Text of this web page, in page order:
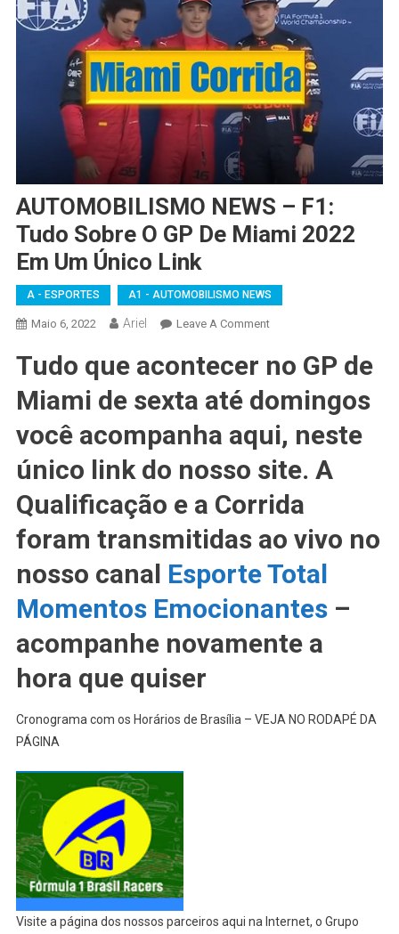
AUTOMOBILISMO NEWS – F1:
Tudo Sobre O GP De Miami 2022
Em Um Único Link
A - ESPORTES A1 - AUTOMOBILISMO NEWS
Maio 6, 2022 Ariel Leave A CommentOn
NEWS
F1:
Tudo
Sobre
O
De
2022
Em
Único
Tudo que acontecer no GP de
Miami de sexta até domingos
você acompanha aqui, neste
único link do nosso site. A
Qualificação e a Corrida
foram transmitidas ao vivo no
nosso canal Esporte Total
Momentos Emocionantes–
acompanhe novamente a
hora que quiser
Cronograma com os Horários de Brasília – VEJA NO RODAPÉ DA
PÁGINA
Visite a página dos nossos parceiros aqui na Internet, o Grupo